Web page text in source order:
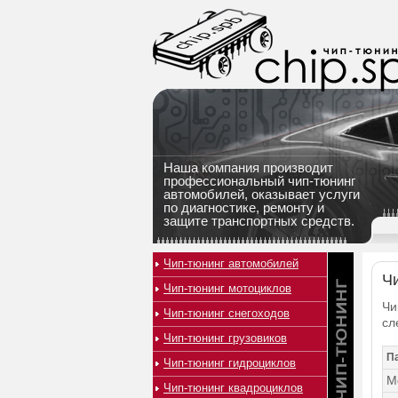
Наша компания производит
профессиональный чип-тюнинг
автомобилей, оказывает услуги
по диагностике, ремонту и
защите транспортных средств.
Чип-тюнинг автомобилей
Чип-тюнинг мотоциклов
Чип-тюнинг снегоходов
Чип-тюнинг грузовиков
Чип-тюнинг гидроциклов
Чип-тюнинг квадроциклов